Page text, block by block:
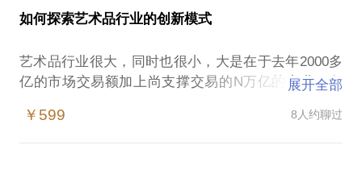
如何探索艺术品行业的创新模式
艺术品行业很大，同时也很小，大是在于去年2000多
亿的市场交易额加上尚支撑交易的N万亿的产业服务
数人手里。那么这部分精英群体的资源意味着整个行
展开全部
￥599 8人约聊过